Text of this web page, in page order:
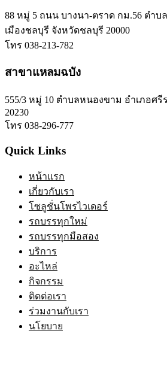
88 หมู่ 5 ถนน บางนา-ตราด กม.56 ตำบ
เมืองชลบุรี จังหวัดชลบุรี 20000
โทร 038-213-782
สาขาแหลมฉบัง
555/3 หมู่ 10 ตำบลหนองขาม อำเภอศ
20230
โทร 038-296-777
Quick Links
หน้าแรก
เกี่ยวกับเรา
โซลูชั่นโพรไวเดอร์
รถบรรทุกใหม่
รถบรรทุกมือสอง
บริการ
อะไหล่
กิจกรรม
ติดต่อเรา
ร่วมงานกับเรา
นโยบาย